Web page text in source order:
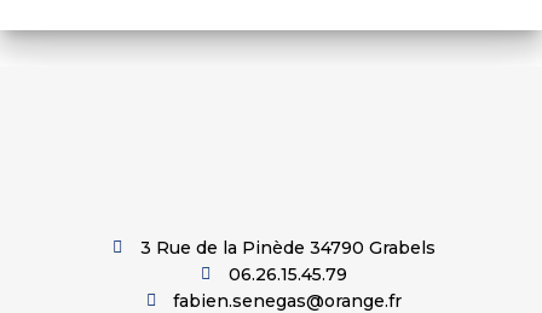
3 Rue de la Pinède 34790 Grabels
06.26.15.45.79
fabien.senegas@orange.fr